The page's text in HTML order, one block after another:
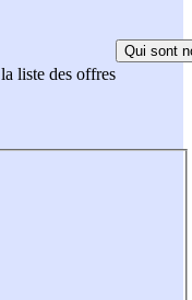
liste des offres
Qui sont